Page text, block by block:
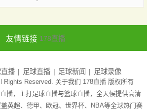
友情链接 178直播
播 足球直播 足球新闻 足球录像
Rights Reserved. 关于我们 178直播 版权所有
播，主打足球直播与篮球直播，全天候提供高清
英超、德甲、欧冠、世界杯、NBA等全球热门赛